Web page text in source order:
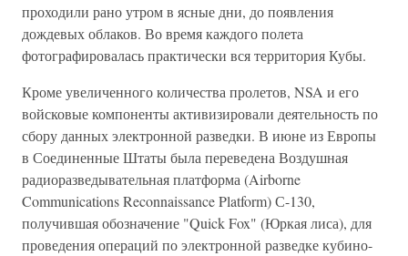
проходили рано утром в ясные дни, до появления
дождевых облаков. Во время каждого полета
фотографировалась практически вся территория Кубы.
Кроме увеличенного количества пролетов, NSA и его
войсковые компоненты активизировали деятельность по
сбору данных электронной разведки. В июне из Европы
в Соединенные Штаты была переведена Воздушная
радиоразведывательная платформа (Airborne
Communications Reconnaissance Platform) С-130,
получившая обозначение "Quick Fox" (Юркая лиса), для
проведения операций по электронной разведке кубино-